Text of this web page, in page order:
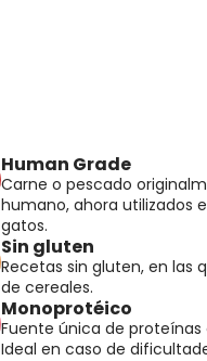
Human Grade
Carne o pescado
humano, ahora utilizados
gatos.
Sin gluten
Recetas sin gluten, en las
de cereales.
Monoprotéico
Fuente única de
Ideal en caso de